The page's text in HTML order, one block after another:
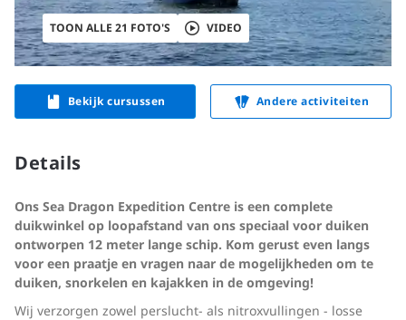
TOON ALLE 21 FOTO'S VIDEO
Bekijk cursussen Andere activiteiten
Details
Ons Sea Dragon Expedition Centre is een complete
duikwinkel op loopafstand van ons speciaal voor duiken
ontworpen 12 meter lange schip. Kom gerust even langs
voor een praatje en vragen naar de mogelijkheden om te
duiken, snorkelen en kajakken in de omgeving!
Wij verzorgen zowel perslucht- als nitroxvullingen - losse